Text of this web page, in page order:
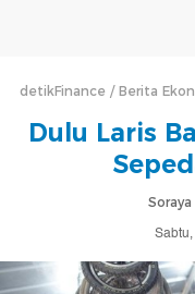
detikFinance Berita
Dulu Laris